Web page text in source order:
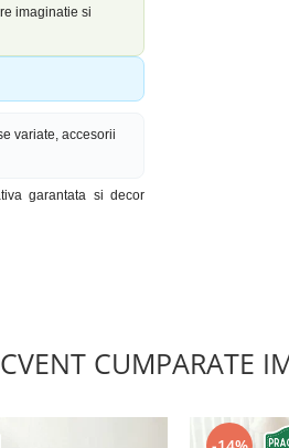
imaginatie si
variate, accesorii
garantata si decor
CUMPARATE